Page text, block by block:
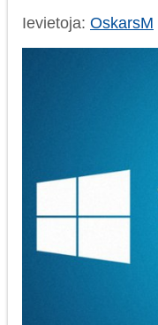
Ievietoja: OskarsM